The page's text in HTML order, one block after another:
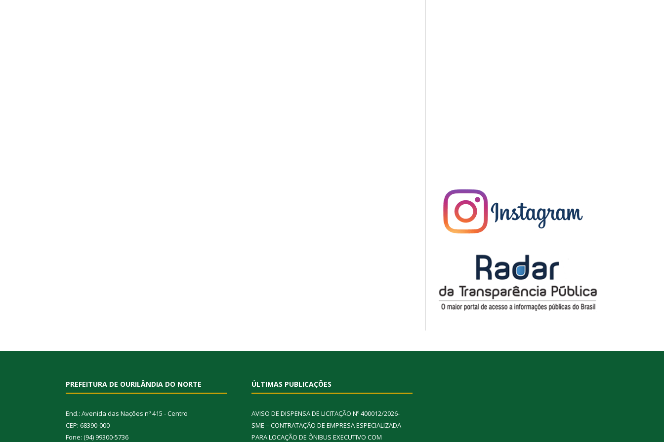
PREFEITURA DE OURILÂNDIA DO NORTE
End.: Avenida das Nações nº 415 - Centro
CEP: 68390-000
Fone: (94) 99300-5736
ÚLTIMAS PUBLICAÇÕES
AVISO DE DISPENSA DE LICITAÇÃO Nº 400012/2026-
SME – CONTRATAÇÃO DE EMPRESA ESPECIALIZADA
PARA LOCAÇÃO DE ÔNIBUS EXECUTIVO COM